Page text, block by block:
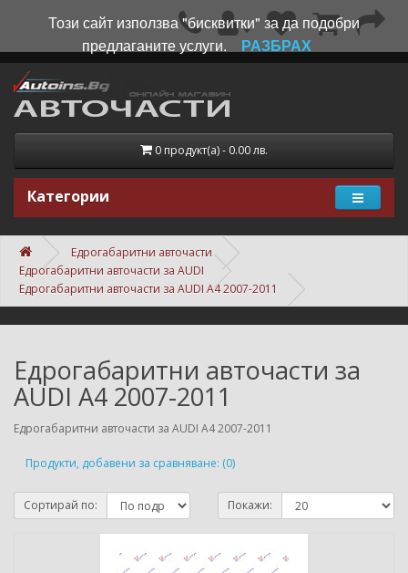
0 продукт(а) - 0.00 лв.
Категории
Едрогабаритни авточасти
Едрогабаритни авточасти за AUDI
Едрогабаритни авточасти за AUDI A4 2007-2011
Едрогабаритни авточасти за
AUDI A4 2007-2011
Едрогабаритни авточасти за AUDI A4 2007-2011
Продукти, добавени за сравняване: (0)
Сортирай по: Покажи:
Този сайт използва "бисквитки" за да подобри
предлаганите услуги.
РАЗБРАХ